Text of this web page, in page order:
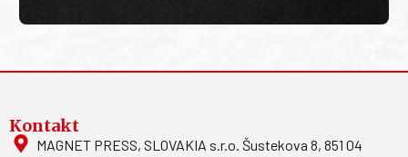
Kontakt
MAGNET PRESS, SLOVAKIA s.r.o. Šustekova 8, 851 04